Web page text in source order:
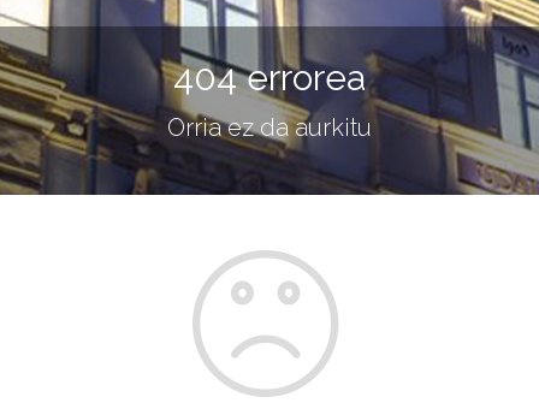
404 errorea
Orria ez da aurkitu